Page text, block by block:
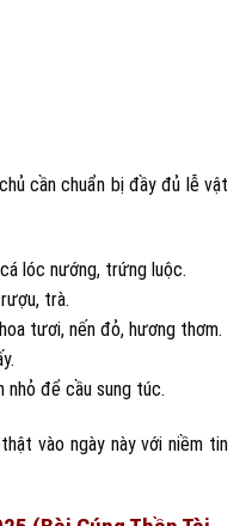
cần chuẩn bị đầy đủ lễ vật
lóc nướng, trứng luộc.
trà.
tươi, nến đỏ, hương thơm.
để cầu sung túc.
vào ngày này với niềm tin